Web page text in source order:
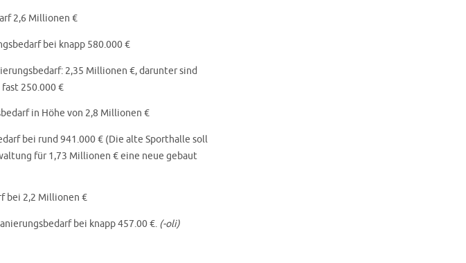
2,6 Millionen €
bei knapp 580.000 €
2,35 Millionen €, darunter sind
250.000 €
in Höhe von 2,8 Millionen €
bei rund 941.000 € (Die alte Sporthalle soll
für 1,73 Millionen € eine neue gebaut
bei 2,2 Millionen €
bei knapp 457.00 €. (-oli)